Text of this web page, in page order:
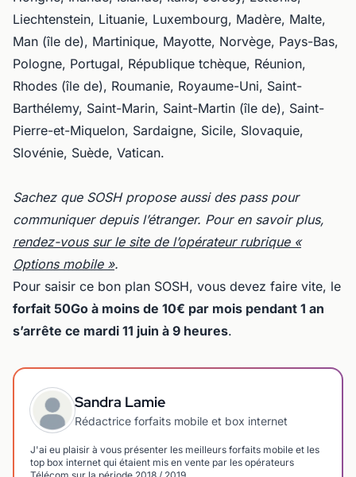
Liechtenstein, Lituanie, Luxembourg, Madère, Malte,
Man (île de), Martinique, Mayotte, Norvège, Pays-Bas,
Pologne, Portugal, République tchèque, Réunion,
Rhodes (île de), Roumanie, Royaume-Uni, Saint-
Barthélemy, Saint-Marin, Saint-Martin (île de), Saint-
Pierre-et-Miquelon, Sardaigne, Sicile, Slovaquie,
Slovénie, Suède, Vatican.
Sachez que SOSH propose aussi des pass pour
communiquer depuis l’étranger. Pour en savoir plus,
rendez-vous sur le site de l’opérateur rubrique «
Options mobile ».
Pour saisir ce bon plan SOSH, vous devez faire vite, le
forfait 50Go à moins de 10€ par mois pendant 1 an
s’arrête ce mardi 11 juin à 9 heures.
Sandra Lamie
Rédactrice forfaits mobile et box internet
J'ai eu plaisir à vous présenter les meilleurs forfaits mobile et les
top box internet qui étaient mis en vente par les opérateurs